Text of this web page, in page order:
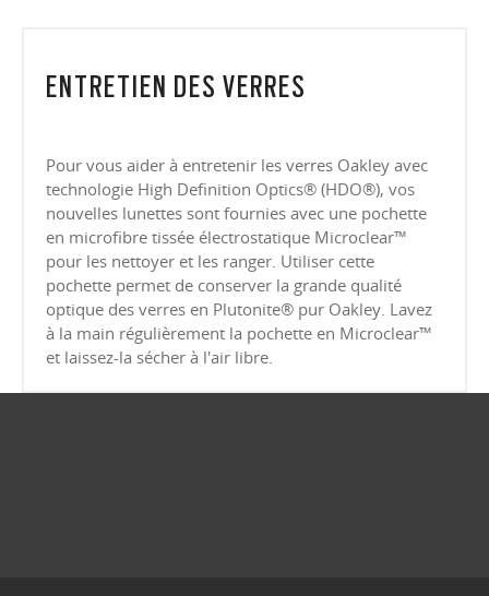
Sharp, clear vision even at high prescriptions
FERMER
FERMER
FERMER
FERMER
FERMER
FERMER
ENTRETIEN DES VERRES
Pour vous aider à entretenir les verres Oakley avec
technologie High Definition Optics® (HDO®), vos
nouvelles lunettes sont fournies avec une pochette
en microfibre tissée électrostatique Microclear™
pour les nettoyer et les ranger. Utiliser cette
pochette permet de conserver la grande qualité
optique des verres en Plutonite® pur Oakley. Lavez
à la main régulièrement la pochette en Microclear™
et laissez-la sécher à l'air libre.